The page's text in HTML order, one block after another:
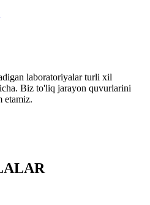
laboratoriyalar turli xil
Biz to'liq jarayon quvurlarini
etamiz.